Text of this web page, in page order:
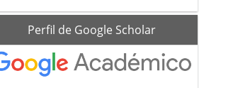
scholarPerfil de Google Scholar